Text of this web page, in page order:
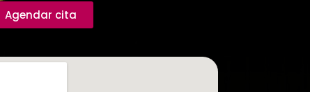
Agendar cita